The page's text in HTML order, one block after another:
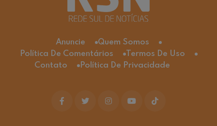
Anuncie
Quem Somos
Política De Comentários
Termos De Uso
Contato
Política De Privacidade